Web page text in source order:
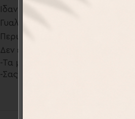
Ιδανικό για να διατηρεί τα
Γυαλιστερό φινίρισμα
Περιλαμβάνει ατομικό κουτί
Δεν είναι κατάλληλο για το
-Τα μπουκάλια σχεδιάζονται
-Σας παρέχουμε την